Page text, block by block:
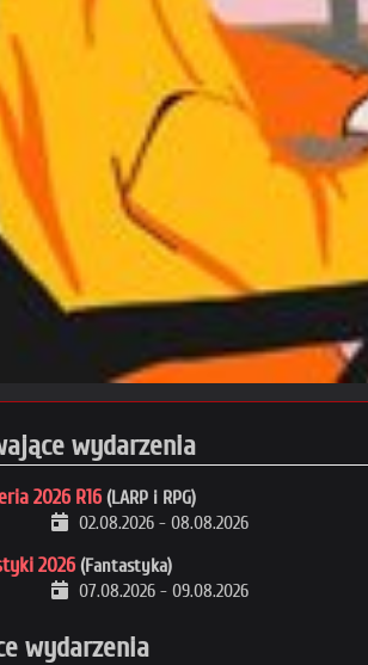
wydarzenia
2026 R16 (LARP i RPG)
02.08.2026 - 08.08.2026
2026 (Fantastyka)
07.08.2026 - 09.08.2026
wydarzenia